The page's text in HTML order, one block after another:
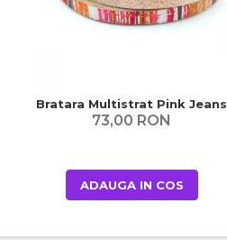
Bratara Multistrat Pink Jeans
73,00 RON
ADAUGA IN COS